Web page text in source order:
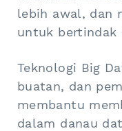
lebih awal, dan
untuk bertindak
Teknologi Big
buatan, dan
membantu
dalam danau